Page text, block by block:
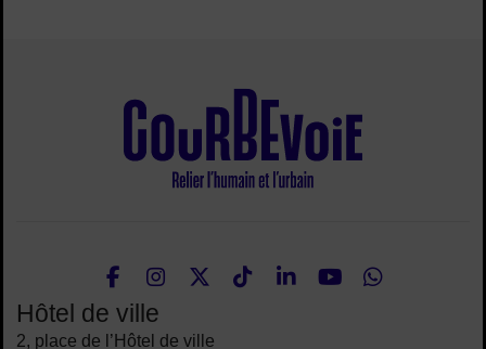
Nous suivre
FacebookInstagramTwitterTikTokLinkedIn
Hôtel de ville
2, place de l’Hôtel de ville